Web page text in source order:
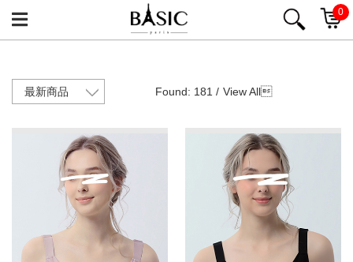
0
Found: 181 / View All